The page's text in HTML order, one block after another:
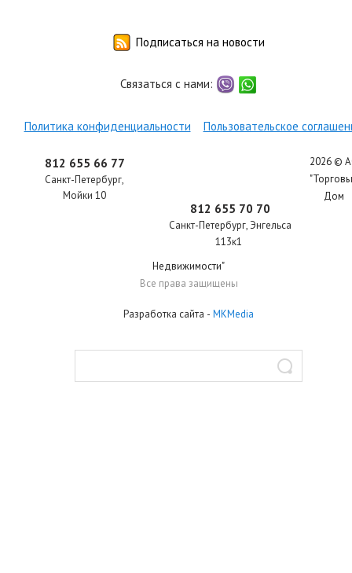
Подписаться на новости
Связаться с нами:
viber
whatsapp
Политика конфиденциальности Пользовательское
812 655 66 77
Санкт-Петербург,
Мойки 10
812 655 70 70
Санкт-Петербург, Энгельса
113к1
2026 ©
Дом
Недвижимости"
Все права защищены
Разработка сайта - MKMedia